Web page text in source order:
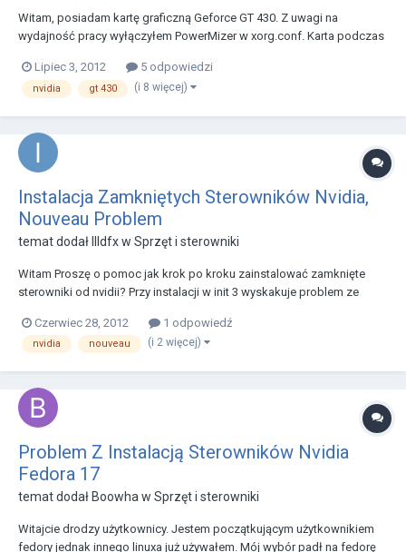
Witam, posiadam kartę graficzną Geforce GT 430. Z uwagi na
wydajność pracy wyłączyłem PowerMizer w xorg.conf. Karta podczas
ewentualnie libre office, transmission) dochodzi do temperatury 40-44
stopni. W spoczynku 38-40 stopni. Podczas grani...
Lipiec 3, 2012 5 odpowiedzi
nvidia gt 430 (i 8 więcej)
Instalacja Zamkniętych Sterowników Nvidia,
Nouveau Problem
temat dodał IIIdfxw Sprzęt i sterowniki
Witam Proszę o pomoc jak krok po kroku zainstalować zamknięte
sterowniki od nvidii? Przy instalacji w init 3 wyskakuje problem ze
lenovo Y550 z GeForce M240 1024MB. Sterowniki te są mi potrzebne
aby zainstalować CUDA od nvidii.
Czerwiec 28, 2012 1 odpowiedź
nvidia nouveau (i 2 więcej)
Problem Z Instalacją Sterowników Nvidia
Fedora 17
temat dodał Boowha w Sprzęt i sterowniki
Witajcie drodzy użytkownicy. Jestem początkującym użytkownikiem
fedory jednak innego linuxa już używałem. Mój wybór padł na fedorę